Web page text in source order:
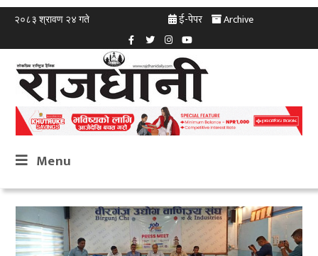
२०८३ श्रावण २४ गते ई-पेपर Archive
Menu